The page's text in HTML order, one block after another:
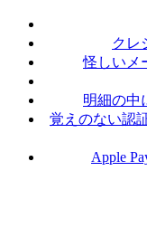
クレ
怪しいメ
明細の中
覚えのない認
Apple